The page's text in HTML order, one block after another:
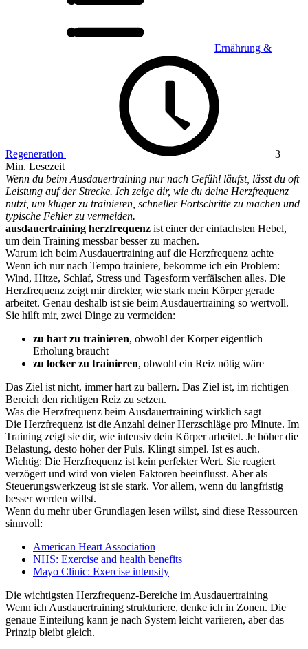
Ernährung &
Regeneration
3
Min. Lesezeit
Wenn du beim Ausdauertraining nur nach Gefühl läufst, lässt du oft
Leistung auf der Strecke. Ich zeige dir, wie du deine Herzfrequenz
nutzt, um klüger zu trainieren, schneller Fortschritte zu machen und
typische Fehler zu vermeiden.
ausdauertraining herzfrequenz ist einer der einfachsten Hebel,
um dein Training messbar besser zu machen.
Warum ich beim Ausdauertraining auf die Herzfrequenz achte
Wenn ich nur nach Tempo trainiere, bekomme ich ein Problem:
Wind, Hitze, Schlaf, Stress und Tagesform verfälschen alles. Die
Herzfrequenz zeigt mir direkter, wie stark mein Körper gerade
arbeitet. Genau deshalb ist sie beim Ausdauertraining so wertvoll.
Sie hilft mir, zwei Dinge zu vermeiden:
zu hart zu trainieren, obwohl der Körper eigentlich
Erholung braucht
zu locker zu trainieren, obwohl ein Reiz nötig wäre
Das Ziel ist nicht, immer hart zu ballern. Das Ziel ist, im richtigen
Bereich den richtigen Reiz zu setzen.
Was die Herzfrequenz beim Ausdauertraining wirklich sagt
Die Herzfrequenz ist die Anzahl deiner Herzschläge pro Minute. Im
Training zeigt sie dir, wie intensiv dein Körper arbeitet. Je höher die
Belastung, desto höher der Puls. Klingt simpel. Ist es auch.
Wichtig: Die Herzfrequenz ist kein perfekter Wert. Sie reagiert
verzögert und wird von vielen Faktoren beeinflusst. Aber als
Steuerungswerkzeug ist sie stark. Vor allem, wenn du langfristig
besser werden willst.
Wenn du mehr über Grundlagen lesen willst, sind diese Ressourcen
sinnvoll:
American Heart Association
NHS: Exercise and health benefits
Mayo Clinic: Exercise intensity
Die wichtigsten Herzfrequenz-Bereiche im Ausdauertraining
Wenn ich Ausdauertraining strukturiere, denke ich in Zonen. Die
genaue Einteilung kann je nach System leicht variieren, aber das
Prinzip bleibt gleich.